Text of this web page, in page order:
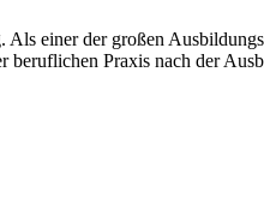
einer der großen
beruflichen Praxis nach der